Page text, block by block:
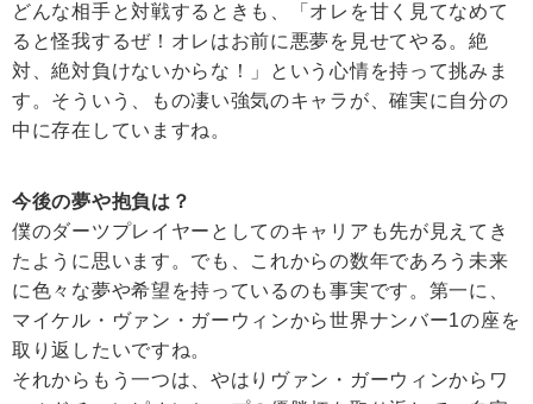
どんな相手と対戦するときも、「オレを甘く見てなめて
ると怪我するぜ！オレはお前に悪夢を見せてやる。絶
対、絶対負けないからな！」という心情を持って挑みま
す。そういう、もの凄い強気のキャラが、確実に自分の
中に存在していますね。
今後の夢や抱負は？
僕のダーツプレイヤーとしてのキャリアも先が見えてき
たように思います。でも、これからの数年であろう未来
に色々な夢や希望を持っているのも事実です。第一に、
マイケル・ヴァン・ガーウィンから世界ナンバー1の座を
取り返したいですね。
それからもう一つは、やはりヴァン・ガーウィンからワ